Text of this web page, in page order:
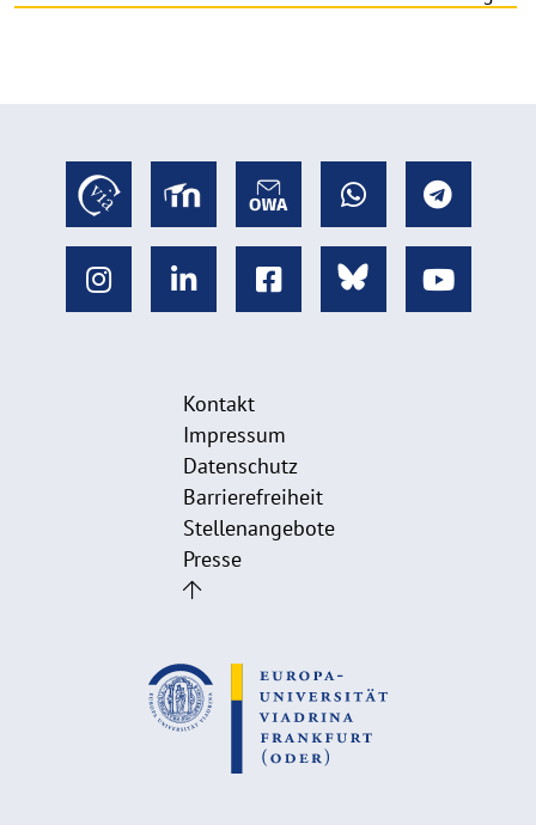
Kontakt
Impressum
Datenschutz
Barrierefreiheit
Stellenangebote
Presse